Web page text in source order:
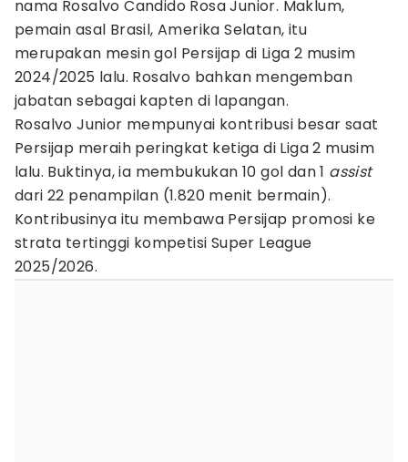
nama Rosalvo Candido Rosa Junior. Maklum,
pemain asal Brasil, Amerika Selatan, itu
merupakan mesin gol Persijap di Liga 2 musim
2024/2025 lalu. Rosalvo bahkan mengemban
jabatan sebagai kapten di lapangan.
Rosalvo Junior mempunyai kontribusi besar saat
Persijap meraih peringkat ketiga di Liga 2 musim
lalu. Buktinya, ia membukukan 10 gol dan 1 assist
dari 22 penampilan (1.820 menit bermain).
Kontribusinya itu membawa Persijap promosi ke
strata tertinggi kompetisi Super League
2025/2026.